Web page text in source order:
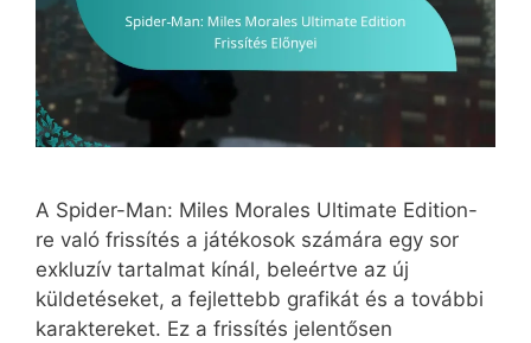
A Spider-Man: Miles Morales Ultimate Edition-
re való frissítés a játékosok számára egy sor
exkluzív tartalmat kínál, beleértve az új
küldetéseket, a fejlettebb grafikát és a további
karaktereket. Ez a frissítés jelentősen